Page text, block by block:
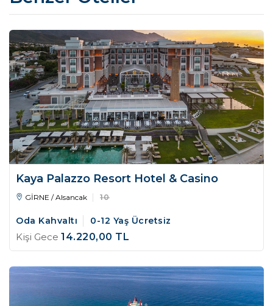
Kaya Palazzo Resort Hotel & Casino
GİRNE / Alsancak 10
Oda Kahvaltı 0-12 Yaş Ücretsiz
Kişi Gece 14.220,00 TL